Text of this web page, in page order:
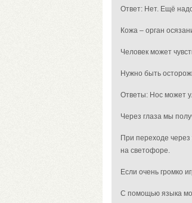
Ответ: Нет. Ещё
Кожа – орган
Человек может
Нужно быть
Ответы: Нос может
Через глаза мы
При переходе
на светофоре.
Если очень громко
С помощью языка